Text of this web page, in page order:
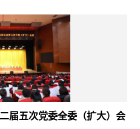
届五次党委全委（扩大）会